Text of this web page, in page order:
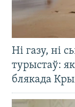
Ні газу, ні
турыстаў:
блякада